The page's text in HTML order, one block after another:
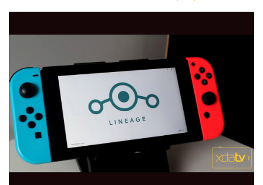
遊戲動漫
教學評測
IT Times
生成式AI與雲端應用
Enterprise Digital Transformation
特集